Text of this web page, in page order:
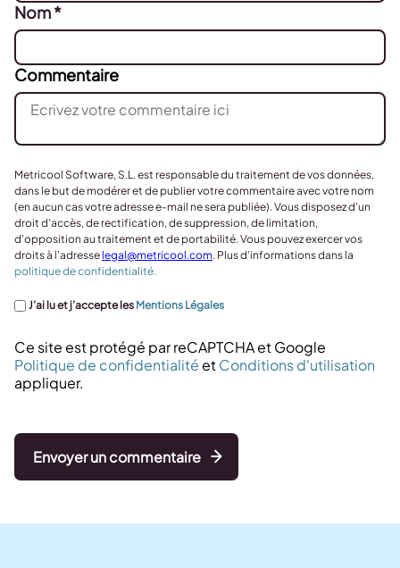
Nom*
Commentaire
Metricool Software, S.L. est responsable du traitement de vos données,
dans le but de modérer et de publier votre commentaire avec votre nom
(en aucun cas votre adresse e-mail ne sera publiée). Vous disposez d’un
droit d’accès, de rectification, de suppression, de limitation,
d’opposition au traitement et de portabilité. Vous pouvez exercer vos
droits à l’adresse legal@metricool.com. Plus d’informations dans la
politique de confidentialité.
J’ai lu et j’accepte les Mentions Légales
Ce site est protégé par reCAPTCHA et Google
Politique de confidentialitéetConditions d'utilisation
appliquer.
Envoyer un commentaire